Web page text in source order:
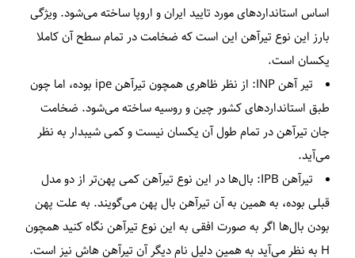
اساس استاندارد‌های مورد تایید ایران و اروپا ساخته می‌شود. ویژگی
بارز این نوع تیرآهن این است که ضخامت در تمام سطح آن کاملا
یکسان است.
تیر آهن INP: از نظر ظاهری همچون تیرآهن ipe بوده، اما چون
طبق استانداردهای کشور چین و روسیه ساخته می‌شود. ضخامت
جان تیرآهن در تمام طول آن یکسان نیست و کمی شیبدار به نظر
می‌آید.
تیرآهن IPB: بال‌ها در این نوع تیرآهن کمی پهن‌تر از دو مدل
قبلی بوده، به همین به آن تیرآهن بال پهن می‌گویند. به علت پهن
بودن بال‌ها اگر به صورت افقی به این نوع تیرآهن نگاه کنید همچون
H به نظر می‌آید به همین دلیل نام دیگر آن تیرآهن هاش نیز است.